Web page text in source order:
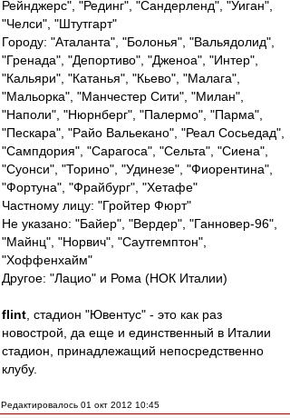
Рейнджерс", "Рединг", "Сандерленд", "Уиган",
"Челси", "Штутгарт"
Городу: "Аталанта", "Болонья", "Вальядолид",
"Гренада", "Депортиво", "Дженоа", "Интер",
"Кальяри", "Катанья", "Кьево", "Малага",
"Мальорка", "Манчестер Сити", "Милан",
"Наполи", "Нюрнберг", "Палермо", "Парма",
"Пескара", "Райо Вальекано", "Реал Сосьедад",
"Сампдория", "Сарагоса", "Сельта", "Сиена",
"Суонси", "Торино", "Удинезе", "Фиорентина",
"Фортуна", "Фрайбург", "Хетафе"
Частному лицу: "Гройтер Фюрт"
Не указано: "Байер", "Вердер", "Ганновер-96",
"Майнц", "Норвич", "Саутгемптон",
"Хоффенхайм"
Другое: "Лацио" и Рома (НОК Италии)
flint , стадион "Ювентус" - это как раз
новострой, да еще и единственный в Италии
стадион, принадлежащий непосредственно
клубу.
Редактировалось 01 окт 2012 10:45